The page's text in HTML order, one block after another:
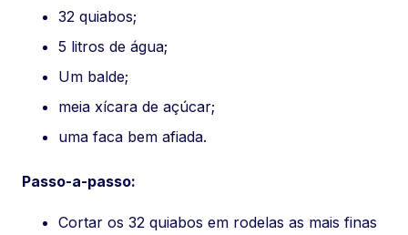
32 quiabos;
5 litros de água;
Um balde;
meia xícara de açúcar;
uma faca bem afiada.
Passo-a-passo:
Cortar os 32 quiabos em rodelas as mais finas